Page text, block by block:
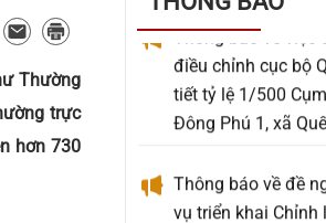
Thường
trực
hơn 730
điều chỉnh cục bộ
tiết tỷ lệ 1/500
Đông Phú 1, xã
Thông báo về đề
liệu kho lưu trữ xã